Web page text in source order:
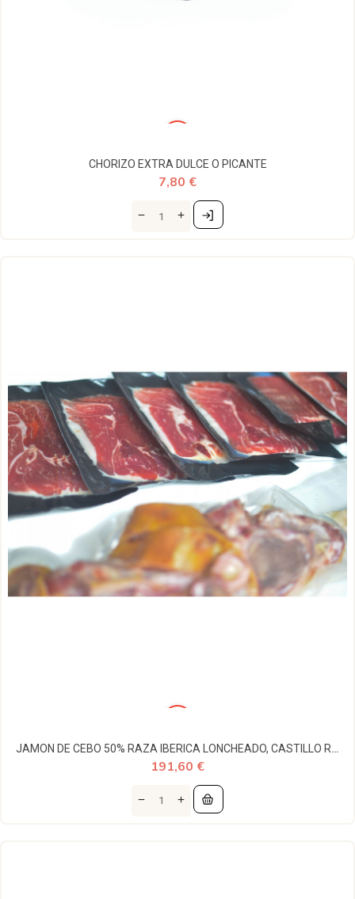
CHORIZO EXTRA DULCE O PICANTE
7,80 €
JAMON DE CEBO 50% RAZA IBERICA LONCHEADO, CASTILLO REAL
191,60 €